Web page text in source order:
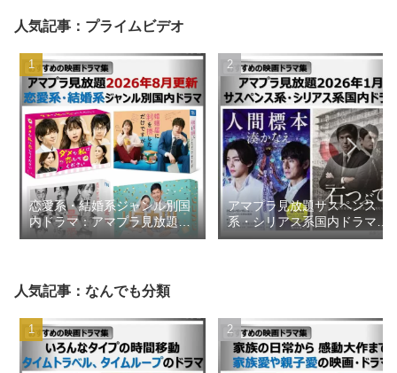
人気記事：プライムビデオ
恋愛系・結婚系ジャンル別国
内ドラマ：アマプラ見放題
2026年8月更新【おすすめの
アマプラ見放題サスペンス
系・シリアス系国内ドラマ
2026年1月【おすすめの映画
人気記事：なんでも分類